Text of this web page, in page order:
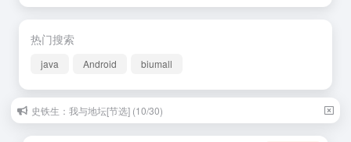
热门搜索
java Android biumall
史铁生：我与地坛[节选] (10/30)